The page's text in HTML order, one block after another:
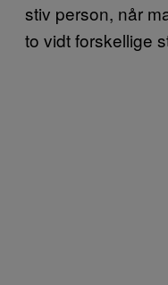
stiv person, når
to vidt forskellige